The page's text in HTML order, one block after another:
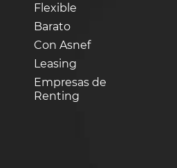
Flexible
Barato
Con Asnef
Leasing
Empresas de
Renting